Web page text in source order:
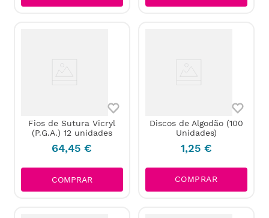
Fios de Sutura Vicryl
(P.G.A.) 12 unidades
64,45 €
COMPRAR
Discos de Algodão (100
Unidades)
1,25 €
COMPRAR